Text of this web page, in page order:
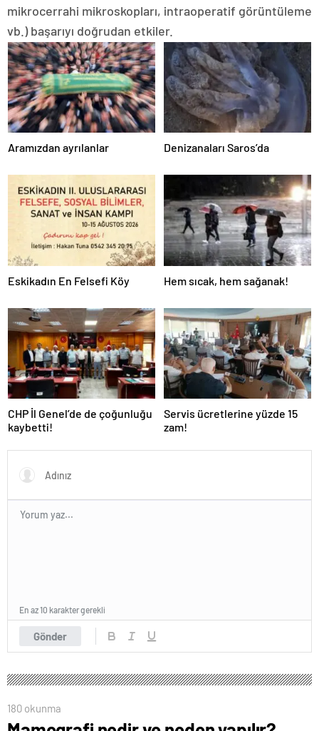
mikrocerrahi mikroskopları, intraoperatif görüntüleme
vb.) başarıyı doğrudan etkiler.
Aramızdan ayrılanlar Denizanaları Saros’da
Eskikadın En Felsefi Köy Hem sıcak, hem sağanak!
CHP İl Genel’de de çoğunluğu
kaybetti!
Servis ücretlerine yüzde 15
zam!
Gönder
En az 10 karakter gerekli
180 okunma